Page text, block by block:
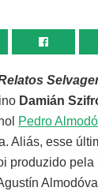
elatos
Damián
Pedro
Aliás, esse
produzido